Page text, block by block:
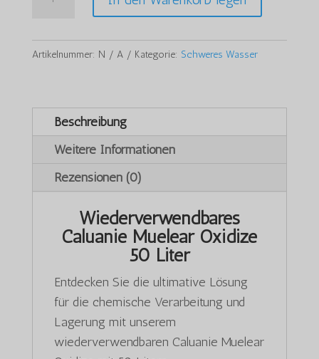
50Liters
Artikelnummer: N / A Kategorie: Schweres Wasser
Beschreibung
Weitere Informationen
Rezensionen (0)
Wiederverwendbares
Caluanie Muelear Oxidize
50 Liter
Entdecken Sie die ultimative Lösung
für die chemische Verarbeitung und
Lagerung mit unserem
wiederverwendbaren Caluanie Muelear